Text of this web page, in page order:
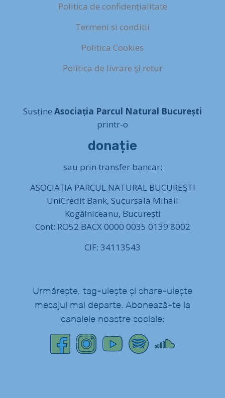
Politica de confidențialitate
Termeni si conditii
Politica Cookies
Politica de livrare și retur
Susține Asociația Parcul Natural București
printr-o
donație
sau prin transfer bancar:
ASOCIAȚIA PARCUL NATURAL BUCUREȘTI
UniCredit Bank, Sucursala Mihail
Kogălniceanu, București
Cont: RO52 BACX 0000 0035 0139 8002
CIF: 34113543
Urmărește, tag-uiește și share-uiește
mesajul mai departe. Abonează-te la
canalele noastre sociale: